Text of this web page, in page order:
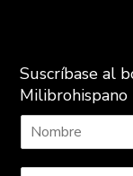
Suscríbase al
Milibrohispano
o